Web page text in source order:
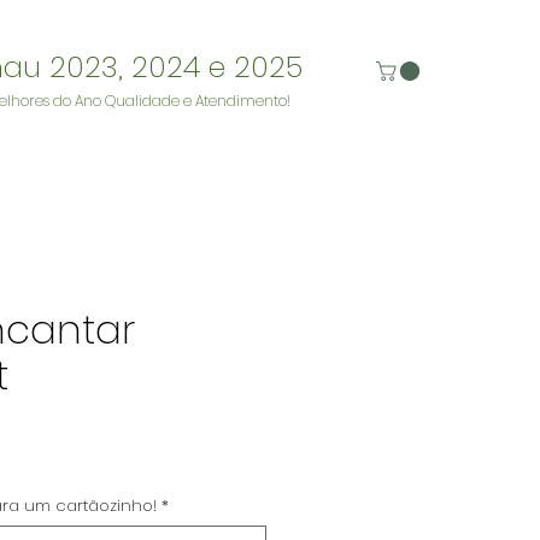
2023, 2024 e 2025
do Ano Qualidade e Atendimento!
um cartãozinho! *